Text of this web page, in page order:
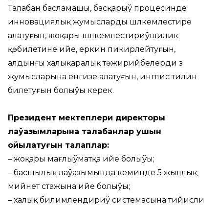
Талабан басламашы, басқарыў процесинде
инновациялық жумысларды шөлкемлестире
алатуғын, жоқары шөлкемлестириўшилик
қәбилетине ийе, еркин пикирлейтуғын,
алдынғы халықаралық тәжирийбелерди өз
жумысларына енгизе алатуғын, инглис тилин
билетуғын болыўы керек.
Президент мектеплери директоры
лаўазымларына талабанлар ушын
қойылатуғын талаплар:
– жоқары мағлыўматқа ийе болыўы;
– басшылық лаўазымында кеминде 5 жыллық
мийнет стажына ийе болыўы;
– халық билимлендириў системасына тийисли